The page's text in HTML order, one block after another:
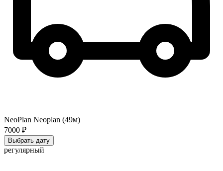
NeoPlan Neoplan (49м)
7000 ₽
Выбрать дату
регулярный